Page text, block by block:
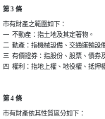
第 3 條
市有財產之範圍如下：
一  不動產：指土地及其定著物。
二  動產：指機械設備、交通運輸設
三  有價證券：指股份、股票、債券
四  權利：指地上權、地役權、抵押
第 4 條
市有財產依其性質區分如下：